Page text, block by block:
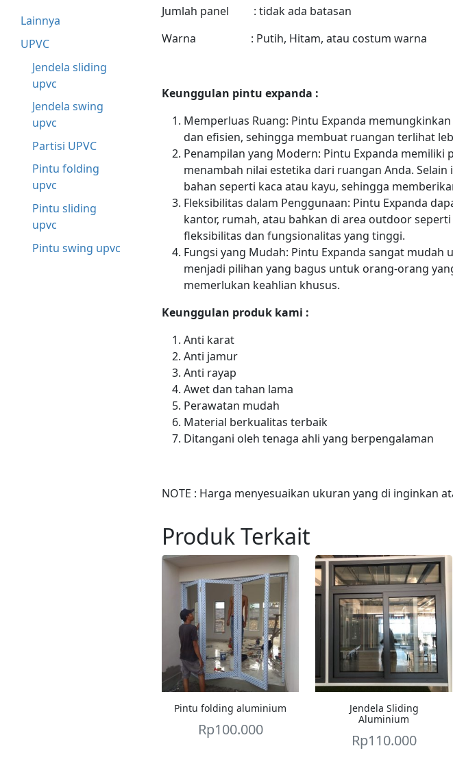
Lainnya
UPVC
Jendela sliding
upvc
Jendela swing
upvc
Partisi UPVC
Pintu folding
upvc
Pintu sliding
upvc
Pintu swing upvc
Jumlah panel : tidak ada batasan
Warna : Putih, Hitam, atau costum warna
Keunggulan pintu expanda :
Memperluas Ruang: Pintu Expanda
dan efisien, sehingga membuat ruangan terlihat
Penampilan yang Modern: Pintu Expanda
menambah nilai estetika dari ruangan Anda.
bahan seperti kaca atau kayu, sehingga
Fleksibilitas dalam Penggunaan: Pintu Expanda
kantor, rumah, atau bahkan di area outdoor
fleksibilitas dan fungsionalitas yang tinggi.
Fungsi yang Mudah: Pintu Expanda sangat
menjadi pilihan yang bagus untuk orang-orang
memerlukan keahlian khusus.
Keunggulan produk kami :
Anti karat
Anti jamur
Anti rayap
Awet dan tahan lama
Perawatan mudah
Material berkualitas terbaik
Ditangani oleh tenaga ahli yang berpengalaman
NOTE : Harga menyesuaikan ukuran yang di inginkan
Produk Terkait
Pintu folding aluminium
Rp100.000
Jendela Sliding
Aluminium
Rp110.000